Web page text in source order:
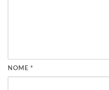
NOME *